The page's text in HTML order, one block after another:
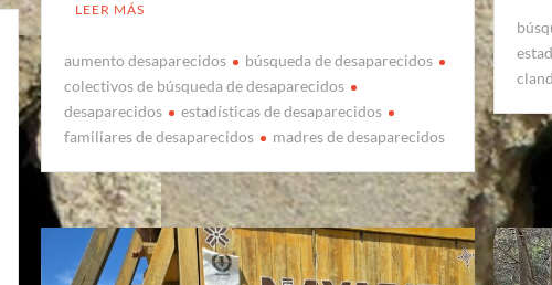
LEER MÁS
aumento desaparecidos
búsqueda de desaparecidos
colectivos de búsqueda de desaparecidos
desaparecidos
estadísticas de desaparecidos
familiares de desaparecidos
madres de desaparecidos